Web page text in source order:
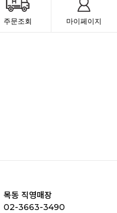
주문조회 마이페이지
목동 직영매장
02-3663-3490